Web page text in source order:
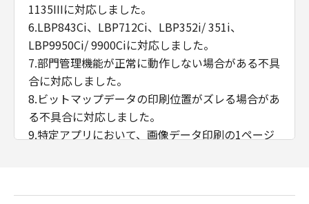
1135IIIに対応しました。
6.LBP843Ci、LBP712Ci、LBP352i/ 351i、
LBP9950Ci/ 9900Ciに対応しました。
7.部門管理機能が正常に動作しない場合がある不具
合に対応しました。
8.ビットマップデータの印刷位置がズレる場合があ
る不具合に対応しました。
9.特定アプリにおいて、画像データ印刷の1ページ